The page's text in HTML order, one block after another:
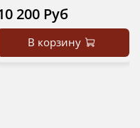
200 Руб
В корзину